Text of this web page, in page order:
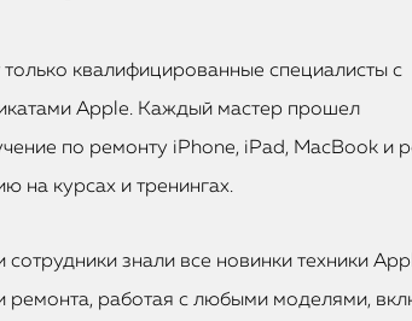
квалифицированные специалисты с
Apple. Каждый мастер прошел
по ремонту iPhone, iPad, MacBook и
на курсах и тренингах.
знали все новинки техники
ремонта, работая с любыми моделями,